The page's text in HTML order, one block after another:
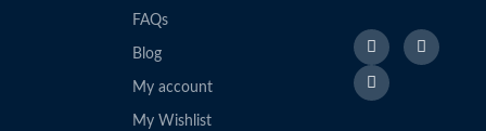
FAQs
Blog
My account
My Wishlist
F
a
c
e
b
I
n
s
L
i
n
k
e